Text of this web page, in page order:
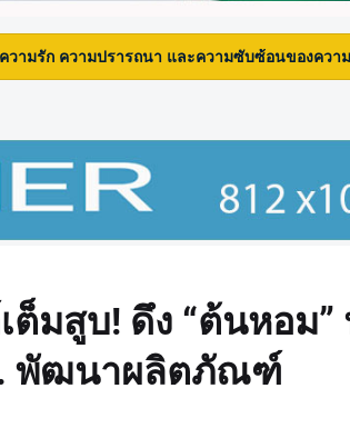
รารถนา และความซับซ้อนของความสัมพันธ์ระยะ
ต็มสูบ! ดึง “ต้นหอม”
. พัฒนาผลิตภัณฑ์